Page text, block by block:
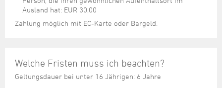
Ausland hat: EUR 30,00
Zahlung möglich mit EC-Karte oder Bargeld.
Welche Fristen muss ich beachten?
Geltungsdauer bei unter 16 Jährigen: 6 Jahre